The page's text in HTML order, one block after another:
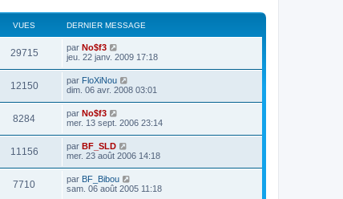
VUES DERNIER MESSAGE
29715 par No$f3
jeu. 22 janv. 2009 17:18
12150 par FloXiNou
dim. 06 avr. 2008 03:01
8284 par No$f3
mer. 13 sept. 2006 23:14
11156 par BF_SLD
mer. 23 août 2006 14:18
7710 par BF_Bibou
sam. 06 août 2005 11:18